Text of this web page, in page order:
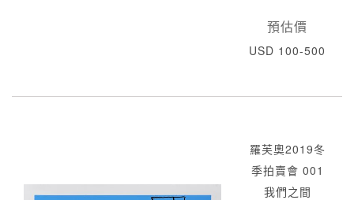
預估價
USD 100-500
羅芙奧2019冬
季拍賣會 001
我們之間